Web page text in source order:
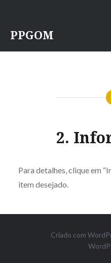
conteúdo
PPGOM
2.
Para detalhes, clique em
item desejado.
Criado com